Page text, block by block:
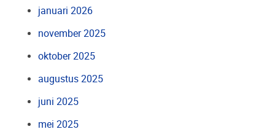
januari 2026
november 2025
oktober 2025
augustus 2025
juni 2025
mei 2025